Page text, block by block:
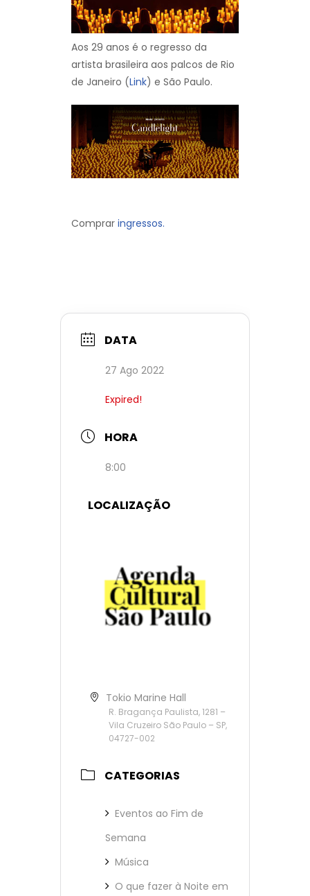
Aos 29 anos é o regresso da
artista brasileira aos palcos de Rio
de Janeiro (Link) e São Paulo.
Comprar ingressos.
DATA
27 Ago 2022
Expired!
HORA
8:00
LOCALIZAÇÃO
Tokio Marine Hall
R. Bragança Paulista, 1281 –
Vila Cruzeiro São Paulo – SP,
04727-002
CATEGORIAS
Eventos ao Fim de
Semana
Música
O que fazer à Noite em